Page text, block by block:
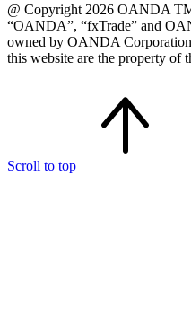
@ Copyright 2026 OANDA
“OANDA”, “fxTrade” and
owned by OANDA
this website are the property of
Scroll to top